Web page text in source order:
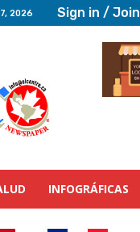
2026 Sign in / Join
INFOGRÁFICAS